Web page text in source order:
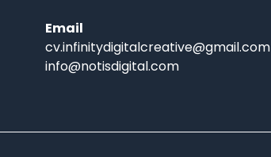
Email
cv.infinitydigitalcreative@gmail.com
info@notisdigital.com